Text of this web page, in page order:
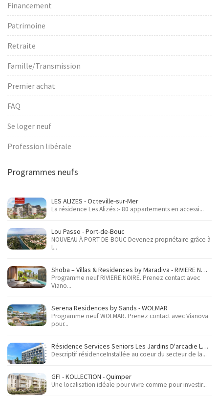
Financement
Patrimoine
Retraite
Famille/Transmission
Premier achat
FAQ
Se loger neuf
Profession libérale
Programmes neufs
LES ALIZES - Octeville-sur-Mer
La résidence Les Alizés :- 80 appartements en accessi...
Lou Passo - Port-de-Bouc
NOUVEAU À PORT-DE-BOUC Devenez propriétaire grâce à
l...
Shoba – Villas & Residences by Maradiva - RIVIERE NOIRE
Programme neuf RIVIERE NOIRE. Prenez contact avec
Viano...
Serena Residences by Sands - WOLMAR
Programme neuf WOLMAR. Prenez contact avec Vianova
pour...
Résidence Services Seniors Les Jardins D'arcadie Le Havre - Le Havre
Descriptif résidenceInstallée au coeur du secteur de la...
GFI - KOLLECTION - Quimper
Une localisation idéale pour vivre comme pour investir...